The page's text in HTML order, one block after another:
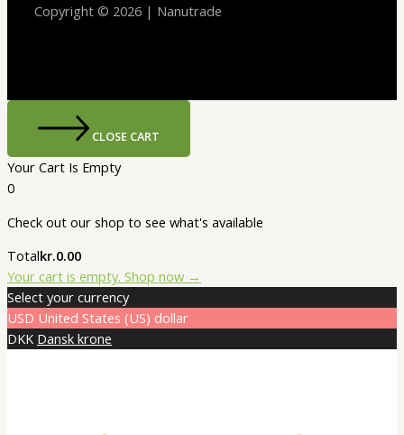
Copyright © 2026 | Nanutrade
CLOSE CART
Your Cart Is Empty
0
Check out our shop to see what's available
Cart
Total:
Totalkr.0.00
Your cart is empty. Shop now →
Select your currency
USD United States (US) dollar
DKK Dansk krone